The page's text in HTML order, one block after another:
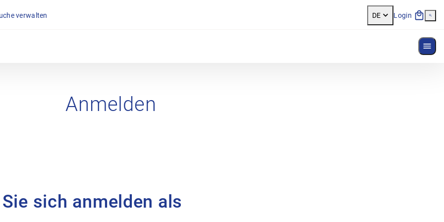
verwalten DE Login
Anmelden
sich anmelden als